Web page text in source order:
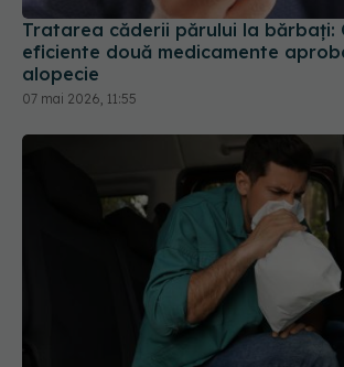
07 mai 2026, 11:55
Zece soluții rapide care pot calma
greață în câteva minute
20 mai 2026, 08:50